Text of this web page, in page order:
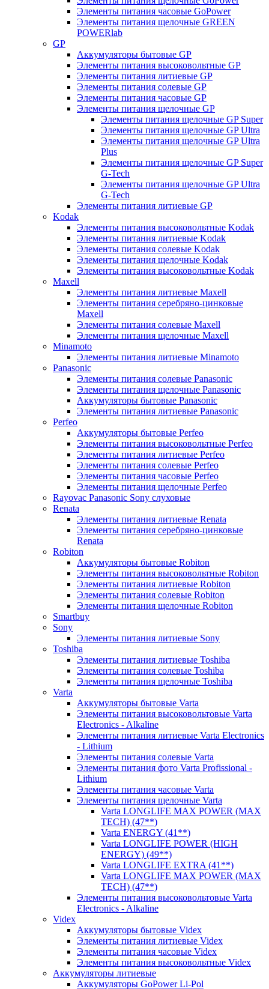
Элементы питания часовые GoPower
Элементы питания щелочные GREEN
POWERlab
GP
Аккумуляторы бытовые GP
Элементы питания высоковольтные GP
Элементы питания литиевые GP
Элементы питания солевые GP
Элементы питания часовые GP
Элементы питания щелочные GP
Элементы питания щелочные GP Super
Элементы питания щелочные GP Ultra
Элементы питания щелочные GP Ultra
Plus
Элементы питания щелочные GP Super
G-Tech
Элементы питания щелочные GP Ultra
G-Tech
Элементы питания литиевые GP
Kodak
Элементы питания высоковольтные Kodak
Элементы питания литиевые Kodak
Элементы питания солевые Kodak
Элементы питания щелочные Kodak
Элементы питания высоковольтные Kodak
Maxell
Элементы питания литиевые Maxell
Элементы питания серебряно-цинковые
Maxell
Элементы питания солевые Maxell
Элементы питания щелочные Maxell
Minamoto
Элементы питания литиевые Minamoto
Panasonic
Элементы питания солевые Panasonic
Элементы питания щелочные Panasonic
Аккумуляторы бытовые Panasonic
Элементы питания литиевые Panasonic
Perfeo
Аккумуляторы бытовые Perfeo
Элементы питания высоковольтные Perfeo
Элементы питания литиевые Perfeo
Элементы питания солевые Perfeo
Элементы питания часовые Perfeo
Элементы питания щелочные Perfeo
Rayovac Panasonic Sony слуховые
Renata
Элементы питания литиевые Renata
Элементы питания серебряно-цинковые
Renata
Robiton
Аккумуляторы бытовые Robiton
Элементы питания высоковольтные Robiton
Элементы питания литиевые Robiton
Элементы питания солевые Robiton
Элементы питания щелочные Robiton
Smartbuy
Sony
Элементы питания литиевые Sony
Toshiba
Элементы питания литиевые Toshiba
Элементы питания солевые Toshiba
Элементы питания щелочные Toshiba
Varta
Аккумуляторы бытовые Varta
Элементы питания высоковольтовые Varta
Electronics - Alkaline
Элементы питания литиевые Varta Electronics
- Lithium
Элементы питания солевые Varta
Элементы питания фото Varta Profissional -
Lithium
Элементы питания часовые Varta
Элементы питания щелочные Varta
Varta LONGLIFE MAX POWER (MAX
TECH) (47**)
Varta ENERGY (41**)
Varta LONGLIFE POWER (HIGH
ENERGY) (49**)
Varta LONGLIFE EXTRA (41**)
Varta LONGLIFE MAX POWER (MAX
TECH) (47**)
Элементы питания высоковольтовые Varta
Electronics - Alkaline
Videx
Аккумуляторы бытовые Videx
Элементы питания литиевые Videx
Элементы питания часовые Videx
Элементы питания высоковольтные Videx
Аккумуляторы литиевые
Аккумуляторы GoPower Li-Pol